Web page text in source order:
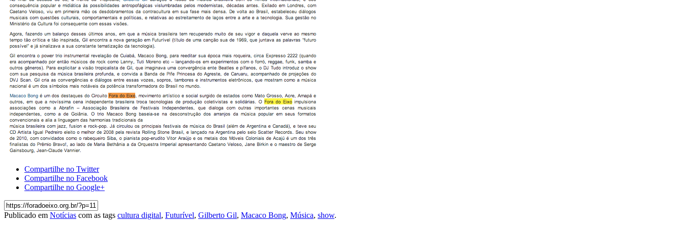
Compartilhe no Twitter
Compartilhe no Facebook
Compartilhe no Google+
Publicado em Notícias com as tags cultura digital, Futurível, Gilberto Gil, Macaco Bong, Música, show.